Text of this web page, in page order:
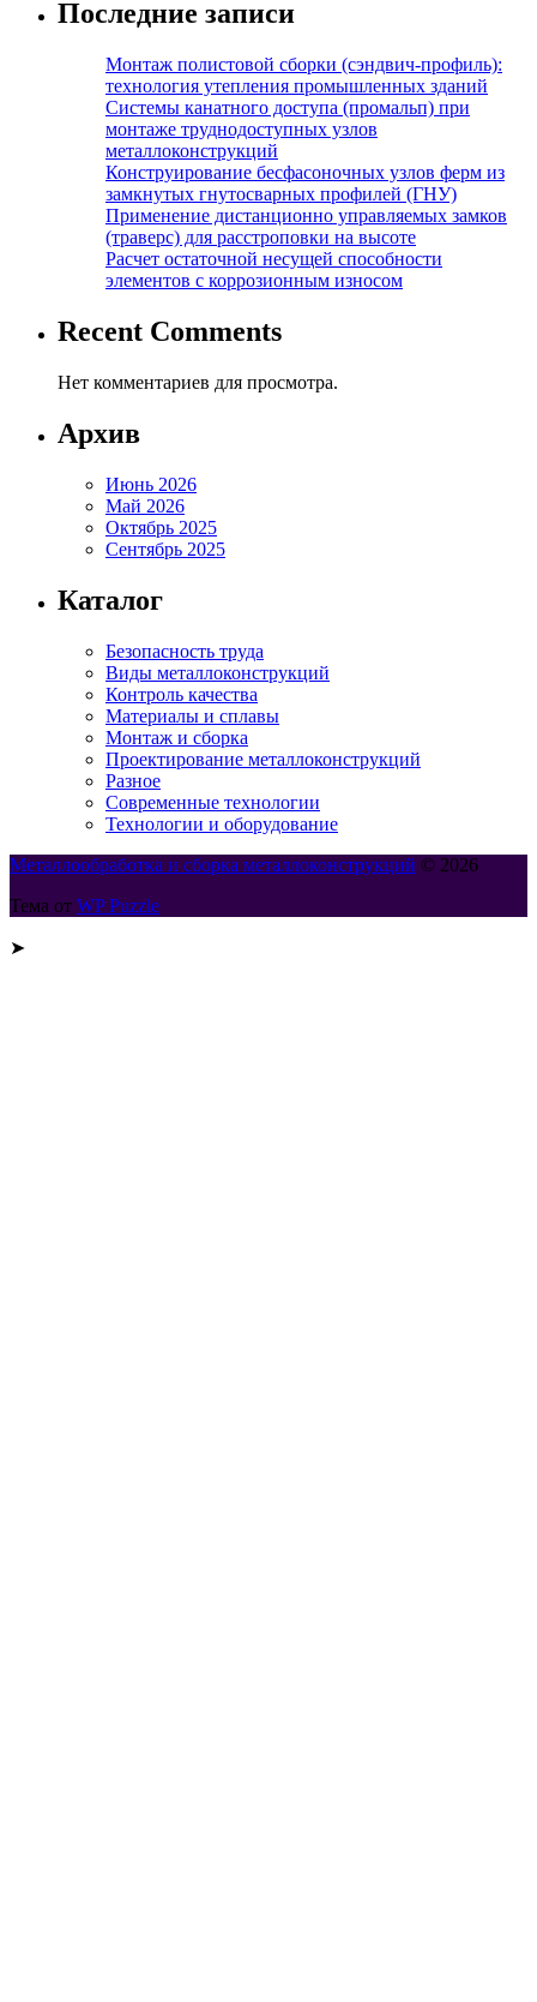
Последние записи
Монтаж полистовой сборки (сэндвич-профиль):
технология утепления промышленных зданий
Системы канатного доступа (промальп) при
монтаже труднодоступных узлов
металлоконструкций
Конструирование бесфасоночных узлов ферм из
замкнутых гнутосварных профилей (ГНУ)
Применение дистанционно управляемых замков
(траверс) для расстроповки на высоте
Расчет остаточной несущей способности
элементов с коррозионным износом
Recent Comments
Нет комментариев для просмотра.
Архив
Июнь 2026
Май 2026
Октябрь 2025
Сентябрь 2025
Каталог
Безопасность труда
Виды металлоконструкций
Контроль качества
Материалы и сплавы
Монтаж и сборка
Проектирование металлоконструкций
Разное
Современные технологии
Технологии и оборудование
Металлообработка и сборка металлоконструкций © 2026
Тема от WP Puzzle
➤